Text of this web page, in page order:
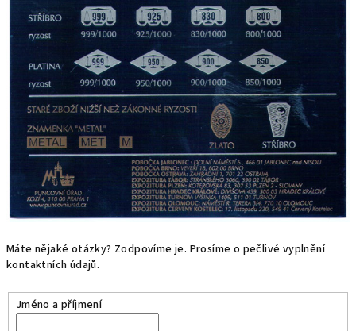
Máte nějaké otázky? Zodpovíme je. Prosíme o pečlivé vyplnění
kontaktních údajů.
Jméno a příjmení